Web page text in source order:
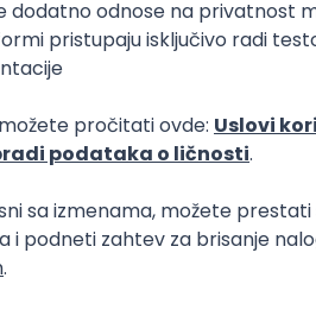
Figma SEO Intermediate